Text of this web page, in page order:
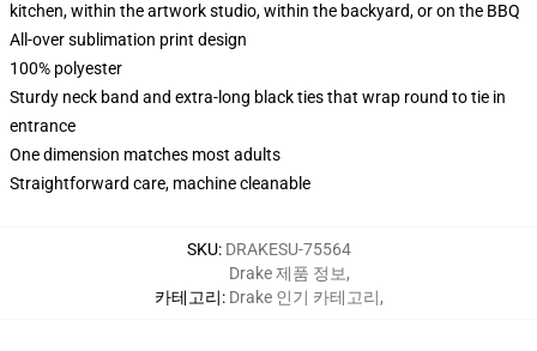
kitchen, within the artwork studio, within the backyard, or on the BBQ
All-over sublimation print design
100% polyester
Sturdy neck band and extra-long black ties that wrap round to tie in
entrance
One dimension matches most adults
Straightforward care, machine cleanable
SKU: DRAKESU-75564
카테고리:
Drake 제품 정보,
Drake 인기 카테고리,